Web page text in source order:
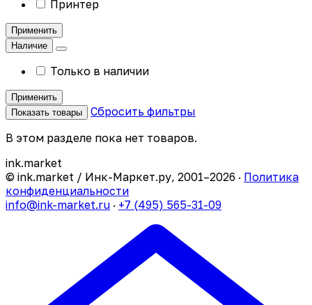
Принтер
Применить
Наличие
Только в наличии
Применить
Показать товары
Сбросить фильтры
В этом разделе пока нет товаров.
ink.market
© ink.market / Инк-Маркет.ру, 2001–2026 · Политика
конфиденциальности
info@ink-market.ru · +7 (495) 565-31-09